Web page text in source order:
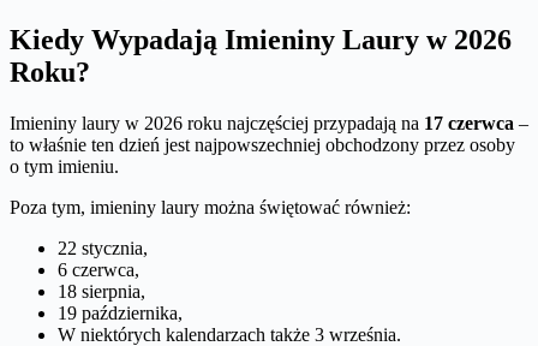
Kiedy Wypadają Imieniny Laury w 2026
Roku?
Imieniny laury w 2026 roku najczęściej przypadają na 17 czerwca –
to właśnie ten dzień jest najpowszechniej obchodzony przez osoby
o tym imieniu.
Poza tym, imieniny laury można świętować również:
22 stycznia,
6 czerwca,
18 sierpnia,
19 października,
W niektórych kalendarzach także 3 września.